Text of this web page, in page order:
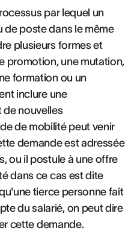
par lequel un
de poste dans le même
plusieurs formes et
promotion, une mutation,
formation ou un
inclure une
de nouvelles
de mobilité peut venir
demande est adressée
ou il postule à une offre
dans ce cas est dite
tierce personne fait
du salarié, on peut dire
cette demande.